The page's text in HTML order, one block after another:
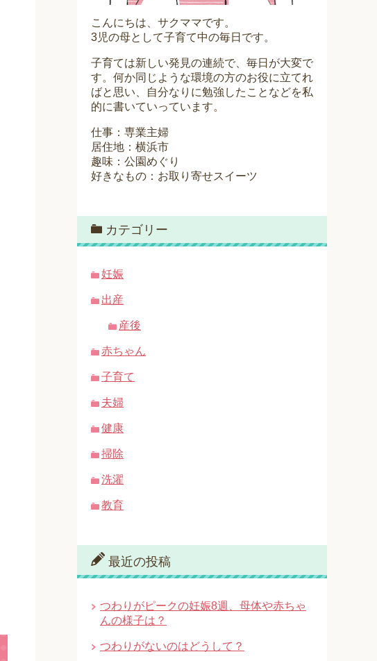
こんにちは、サクママです。
3児の母として子育て中の毎日です。
子育ては新しい発見の連続で、毎日が大変で
す。何か同じような環境の方のお役に立てれ
ばと思い、自分なりに勉強したことなどを私
的に書いていっています。
仕事：専業主婦
居住地：横浜市
趣味：公園めぐり
好きなもの：お取り寄せスイーツ
カテゴリー
妊娠
出産
産後
赤ちゃん
子育て
夫婦
健康
掃除
洗濯
教育
最近の投稿
つわりがピークの妊娠8週、母体や赤ちゃ
んの様子は？
つわりがないのはどうして？